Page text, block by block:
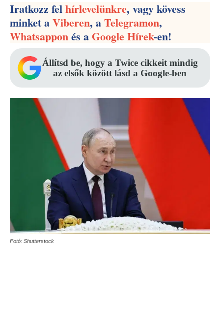
Iratkozz felhírlevelünkre, vagy kövess
minket aViberen, aTelegramon,
Whatsapponés aGoogle Hírek-en!
Állítsd be, hogy a Twice cikkeit mindig
az elsők között lásd a Google-ben
Fotó: Shutterstock